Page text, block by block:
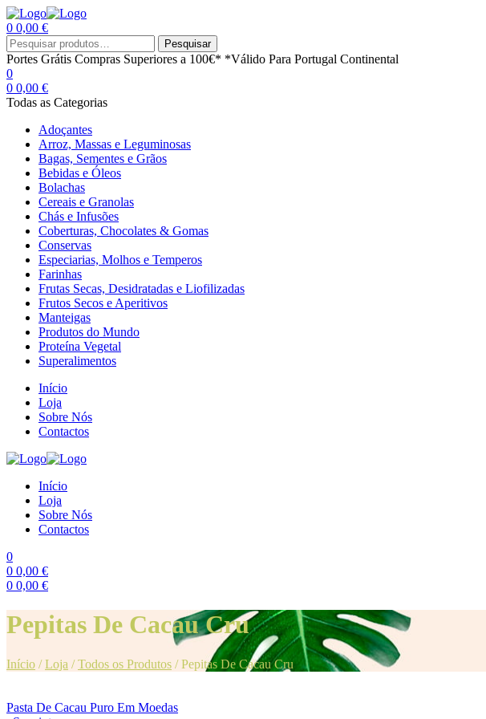
0 0,00 €
Menu
Procurar
por:
Pesquisar
Portes Grátis Compras Superiores a 100€* *Válido Para Portugal Continental
0
0 0,00 €
Todas as Categorias
Adoçantes
Arroz, Massas e Leguminosas
Bagas, Sementes e Grãos
Bebidas e Óleos
Bolachas
Cereais e Granolas
Chás e Infusões
Coberturas, Chocolates & Gomas
Conservas
Especiarias, Molhos e Temperos
Farinhas
Frutas Secas, Desidratadas e Liofilizadas
Frutos Secos e Aperitivos
Manteigas
Produtos do Mundo
Proteína Vegetal
Superalimentos
Início
Loja
Sobre Nós
Contactos
Início
Loja
Sobre Nós
Contactos
0
0 0,00 €
0 0,00 €
Pepitas De Cacau Cru
Início /Loja /Todos os Produtos /Pepitas De Cacau Cru
Pasta De Cacau Puro Em Moedas